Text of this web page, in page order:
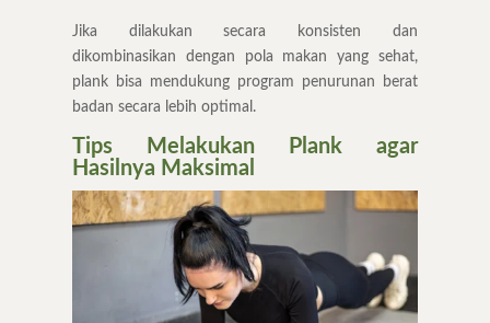
Jika dilakukan secara konsisten dan
dikombinasikan dengan pola makan yang sehat,
plank bisa mendukung program penurunan berat
badan secara lebih optimal.
Tips Melakukan Plank agar
Hasilnya Maksimal